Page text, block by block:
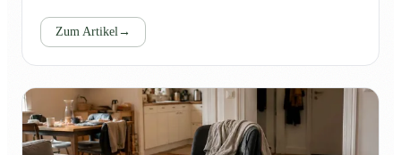
Zum Artikel →